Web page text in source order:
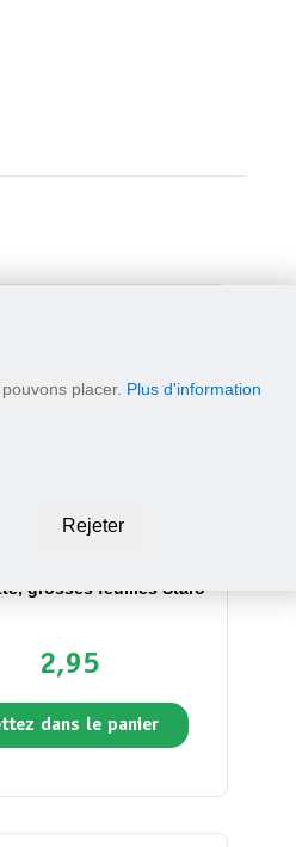
placer. Plus d'information
Rejeter
grosses feuilles Staro
2,95
dans le panier